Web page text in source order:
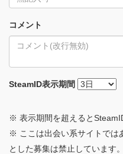
コメント
SteamID表示期間
※ 表示期間を超えると
※ ここは出会い系サイトでは
とした募集は禁止しています。